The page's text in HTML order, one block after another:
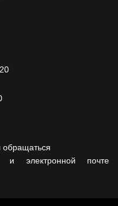
электронной почте